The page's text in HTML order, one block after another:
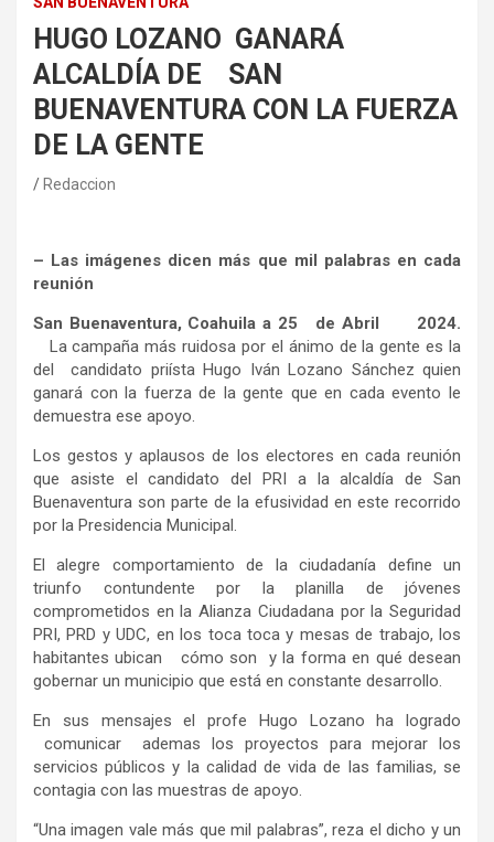
HUGO LOZANO GANARÁ
ALCALDÍA DE SAN
BUENAVENTURA CON LA FUERZA
DE LA GENTE
Redaccion
– Las imágenes dicen más que mil palabras en cada
reunión
San Buenaventura, Coahuila a 25 de Abril 2024.
La campaña más ruidosa por el ánimo de la gente es la
del candidato priísta Hugo Iván Lozano Sánchez quien
ganará con la fuerza de la gente que en cada evento le
demuestra ese apoyo.
Los gestos y aplausos de los electores en cada reunión
que asiste el candidato del PRI a la alcaldía de San
Buenaventura son parte de la efusividad en este recorrido
por la Presidencia Municipal.
El alegre comportamiento de la ciudadanía define un
triunfo contundente por la planilla de jóvenes
comprometidos en la Alianza Ciudadana por la Seguridad
PRI, PRD y UDC, en los toca toca y mesas de trabajo, los
habitantes ubican cómo son y la forma en qué desean
gobernar un municipio que está en constante desarrollo.
En sus mensajes el profe Hugo Lozano ha logrado
comunicar ademas los proyectos para mejorar los
servicios públicos y la calidad de vida de las familias, se
contagia con las muestras de apoyo.
“Una imagen vale más que mil palabras”, reza el dicho y un